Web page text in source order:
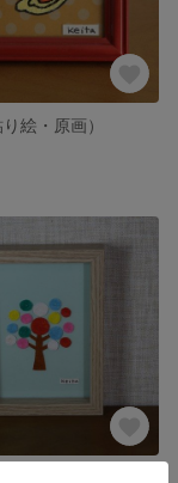
絵・原画）